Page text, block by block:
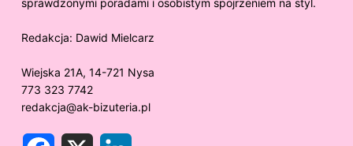
sprawdzonymi poradami i osobistym spojrzeniem na styl.
Redakcja: Dawid Mielcarz
Wiejska 21A, 14-721 Nysa
773 323 7742
redakcja@ak-bizuteria.pl